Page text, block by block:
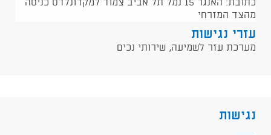
כתובת: האנגר 15 נמל תל אביב צמוד למקדונלדס כניסה
מהצד המזרחי
עזרי נגישות
מערכת עזר לשמיעה, שירותי נכים
נגישות